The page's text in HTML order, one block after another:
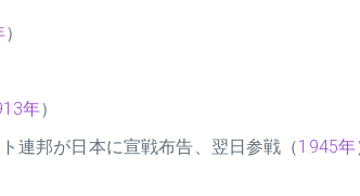
）
年）
連邦が日本に宣戦布告、翌日参戦（1945年